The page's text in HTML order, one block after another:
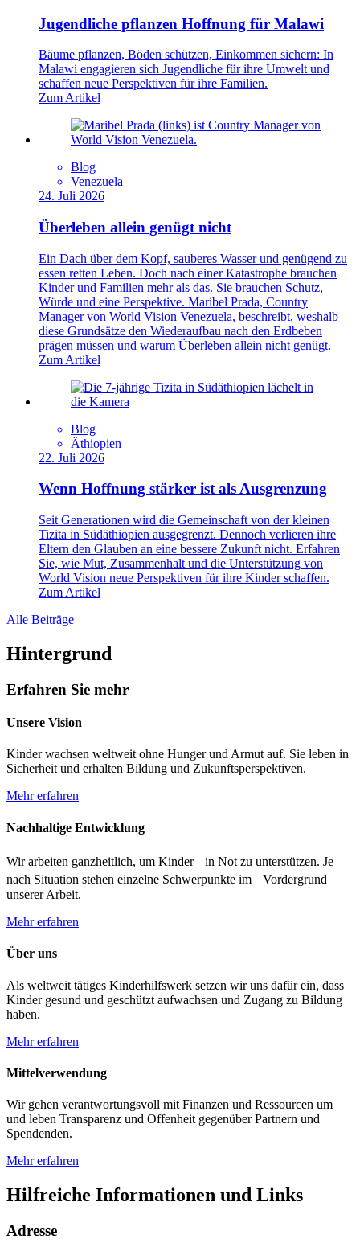
Jugendliche pflanzen Hoffnung für Malawi
Bäume pflanzen, Böden schützen, Einkommen sichern: In
Malawi engagieren sich Jugendliche für ihre Umwelt und
schaffen neue Perspektiven für ihre Familien.
Zum Artikel
Blog
Venezuela
24. Juli 2026
Überleben allein genügt nicht
Ein Dach über dem Kopf, sauberes Wasser und genügend zu
essen retten Leben. Doch nach einer Katastrophe brauchen
Kinder und Familien mehr als das. Sie brauchen Schutz,
Würde und eine Perspektive. Maribel Prada, Country
Manager von World Vision Venezuela, beschreibt, weshalb
diese Grundsätze den Wiederaufbau nach den Erdbeben
prägen müssen und warum Überleben allein nicht genügt.
Zum Artikel
Blog
Äthiopien
22. Juli 2026
Wenn Hoffnung stärker ist als Ausgrenzung
Seit Generationen wird die Gemeinschaft von der kleinen
Tizita in Südäthiopien ausgegrenzt. Dennoch verlieren ihre
Eltern den Glauben an eine bessere Zukunft nicht. Erfahren
Sie, wie Mut, Zusammenhalt und die Unterstützung von
World Vision neue Perspektiven für ihre Kinder schaffen.
Zum Artikel
Alle Beiträge
Hintergrund
Erfahren Sie mehr
Unsere Vision
Kinder wachsen weltweit ohne Hunger und Armut auf. Sie leben in
Sicherheit und erhalten Bildung und Zukunftsperspektiven.
Mehr erfahren
Nachhaltige Entwicklung
Wir arbeiten ganzheitlich, um Kinder in Not zu unterstützen. Je
nach Situation stehen einzelne Schwerpunkte im Vordergrund
unserer Arbeit.
Mehr erfahren
Über uns
Als weltweit tätiges Kinderhilfswerk setzen wir uns dafür ein, dass
Kinder gesund und geschützt aufwachsen und Zugang zu Bildung
haben.
Mehr erfahren
Mittelverwendung
Wir gehen verantwortungsvoll mit Finanzen und Ressourcen um
und leben Transparenz und Offenheit gegenüber Partnern und
Spendenden.
Mehr erfahren
Hilfreiche Informationen und Links
Adresse